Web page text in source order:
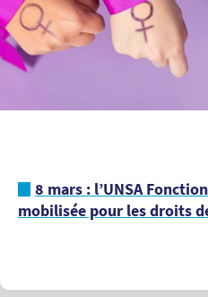
8 mars : l’UNSA
mobilisée pour les droits